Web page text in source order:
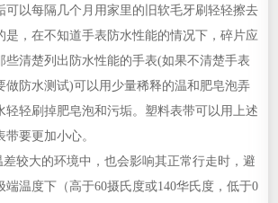
可以每隔几个月用家里的旧软毛牙刷轻轻擦去
是，在不知道手表防水性能的情况下，碎片应
些清楚列出防水性能的手表(如果不清楚手表
做防水测试)可以用少量稀释的温和肥皂泡弄
轻轻刷掉肥皂泡和污垢。塑料表带可以用上述
要更加小心。
大的环境中，也会影响其正常行走时，避
端温度下（高于60摄氏度或140华氏度，低于0